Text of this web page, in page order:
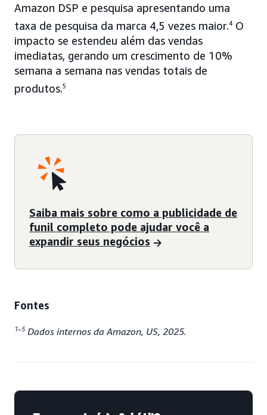
Amazon DSP e pesquisa apresentando uma
taxa de pesquisa da marca 4,5 vezes maior.4 O
impacto se estendeu além das vendas
imediatas, gerando um crescimento de 10%
semana a semana nas vendas totais de
produtos.5
Saiba mais sobre como a publicidade de
funil completo pode ajudar você a
expandir seus negócios
Fontes
1–5 Dados internos da Amazon, US, 2025.